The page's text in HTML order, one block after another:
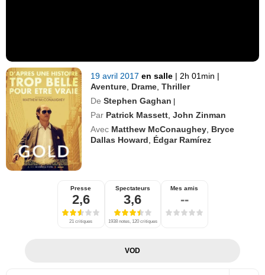
19 avril 2017en salle | 2h 01min |
Aventure Drame ,Thriller
De Stephen Gaghan |
Par Patrick Massett ,John Zinman
Avec Matthew McConaughey Bryce
Dallas Howard
Édgar Ramírez
Presse
2,6
21 critiques
Spectateurs
3,6
1938 notes, 120 critiques
Mes amis
--
VOD